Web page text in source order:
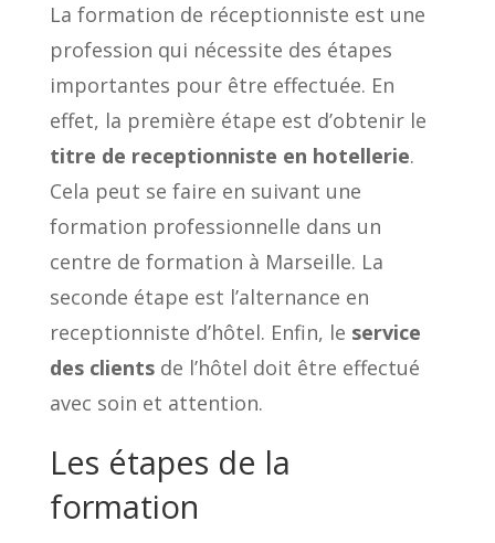
La formation de réceptionniste est une
profession qui nécessite des étapes
importantes pour être effectuée. En
effet, la première étape est d’obtenir le
titre de receptionniste en hotellerie.
Cela peut se faire en suivant une
formation professionnelle dans un
centre de formation à Marseille. La
seconde étape est l’alternance en
receptionniste d’hôtel. Enfin, le service
des clientsde l’hôtel doit être effectué
avec soin et attention.
Les étapes de la
formation